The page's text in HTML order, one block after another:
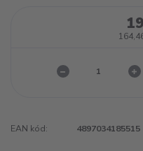
EAN kód: 4897034185515